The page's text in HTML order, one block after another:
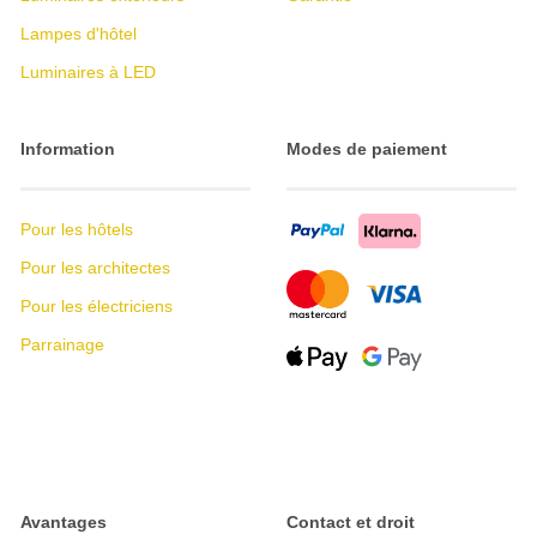
Lampes d'hôtel
Luminaires à LED
Information
Pour les hôtels
Pour les architectes
Pour les électriciens
Parrainage
Modes de paiement
Avantages Contact et droit